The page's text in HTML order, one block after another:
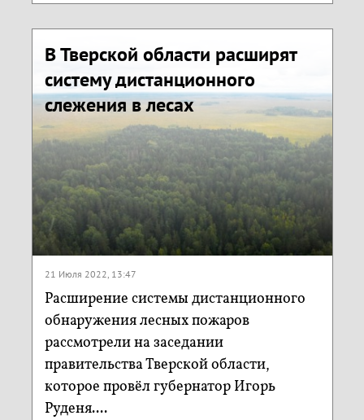
В Тверской области расширят
систему дистанционного
слежения в лесах
21 Июля 2022, 13:47
Расширение системы дистанционного
обнаружения лесных пожаров
рассмотрели на заседании
правительства Тверской области,
которое провёл губернатор Игорь
Руденя....